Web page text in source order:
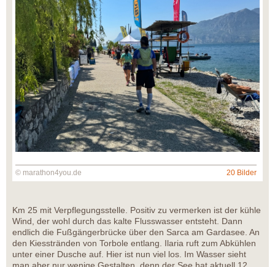
© marathon4you.de 20 Bilder
Km 25 mit Verpflegungsstelle. Positiv zu vermerken ist der kühle
Wind, der wohl durch das kalte Flusswasser entsteht. Dann
endlich die Fußgängerbrücke über den Sarca am Gardasee. An
den Kiesstränden von Torbole entlang. Ilaria ruft zum Abkühlen
unter einer Dusche auf. Hier ist nun viel los. Im Wasser sieht
man aber nur wenige Gestalten, denn der See hat aktuell 12